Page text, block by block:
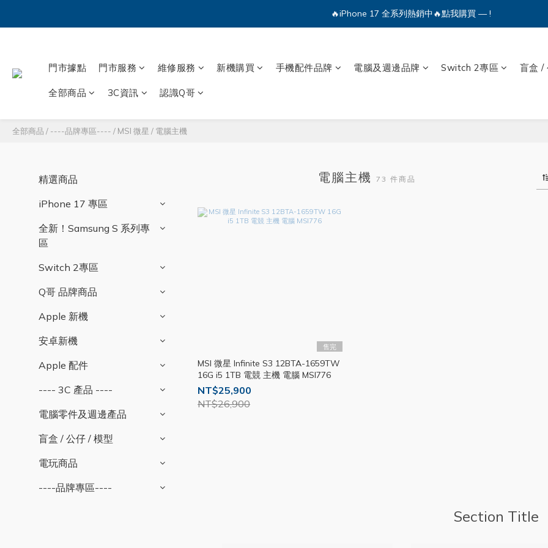
🔥iPhone 17 全系列熱銷中🔥點我購買 — !
🔥iPhone 17 全系列熱銷中🔥點我購買 — !
🔥iPhone 17 全系列熱銷中🔥點我購買 — !
門市據點 門市服務 維修服務 新機購買 手機配件品牌 電腦及週邊品牌 Switch 2專區 盲盒 /
全部商品 3C資訊 認識Q哥
全部商品 / ----品牌專區---- / MSI 微星 / 電腦主機
精選商品
iPhone 17 專區
全新！Samsung S 系列專
區
Switch 2專區
Q哥 品牌商品
Apple 新機
安卓新機
Apple 配件
---- 3C 產品 ----
電腦零件及週邊產品
盲盒 / 公仔 / 模型
電玩商品
----品牌專區----
電腦主機73 件商品
售完
MSI 微星 Infinite S3 12BTA-1659TW
16G i5 1TB 電競 主機 電腦 MSI776
NT$25,900
NT$26,900
Section Title